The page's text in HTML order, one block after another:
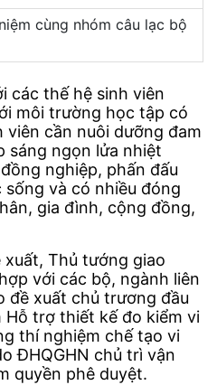
cùng nhóm câu lạc bộ
các thế hệ sinh viên
môi trường học tập có
viên cần nuôi dưỡng đam
sáng ngọn lửa nhiệt
nghiệp, phấn đấu
và có nhiều đóng
gia đình, cộng đồng,
xuất, Thủ tướng giao
với các bộ, ngành liên
đề xuất chủ trương đầu
trợ thiết kế đo kiểm vi
thí nghiệm chế tạo vi
ĐHQGHN chủ trì vận
quyền phê duyệt.